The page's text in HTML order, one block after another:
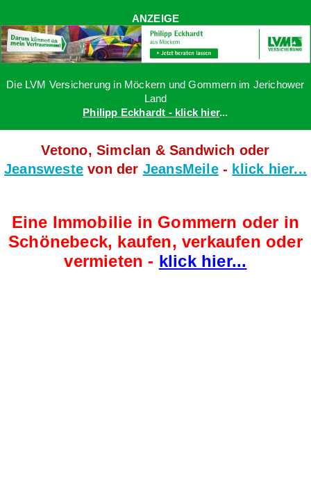
ANZEIGE
Die LVM Versicherung in Möckern und Gommern im Jerichower
Land
Philipp Eckhardt - klick hier...
Vetono, Simclan & Sandwich oder
Jeanswestevon der JeansMeile- klick hier...
Eine Immobilie in Gommern oder in
Schönebeck, kaufen, verkaufen oder
vermieten - klick hier...